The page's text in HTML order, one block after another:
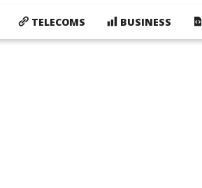
TELECOMS BUSINESS